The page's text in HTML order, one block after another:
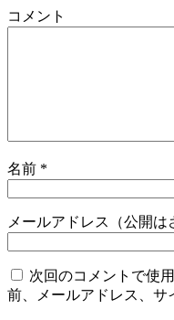
コメント
名前 *
メールアドレス（公開は
次回のコメントで使
前、メールアドレス、サ